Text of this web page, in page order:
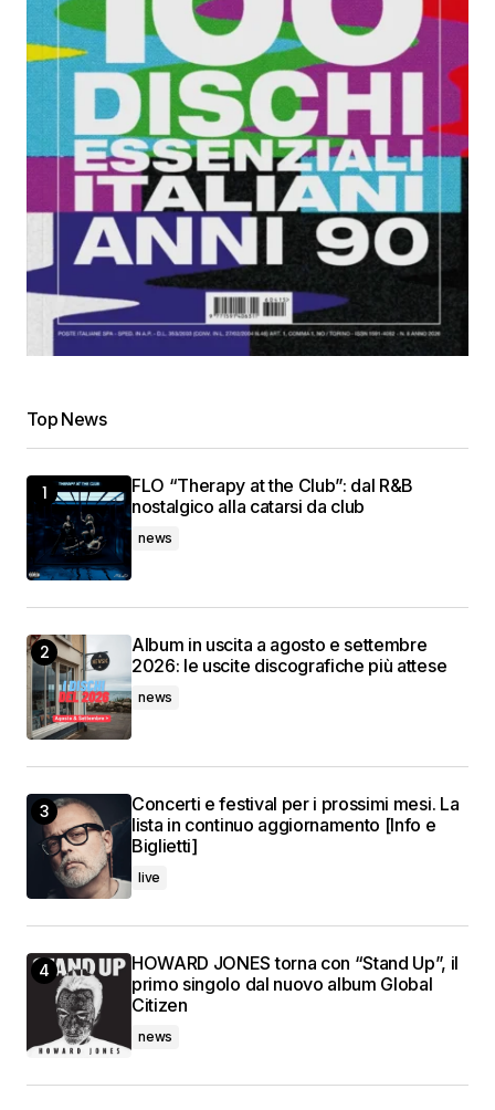
Top News
FLO “Therapy at the Club”: dal R&B
nostalgico alla catarsi da club
news
Album in uscita a agosto e settembre
2026: le uscite discografiche più attese
news
Concerti e festival per i prossimi mesi. La
lista in continuo aggiornamento [Info e
Biglietti]
live
HOWARD JONES torna con “Stand Up”, il
primo singolo dal nuovo album Global
Citizen
news